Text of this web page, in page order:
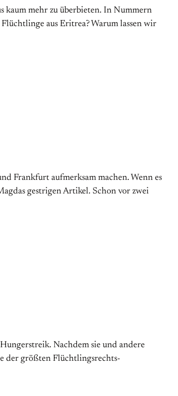
mehr zu überbieten. In Nummern
aus Eritrea? Warum lassen wir
Frankfurt aufmerksam machen. Wenn es
gestrigen Artikel. Schon vor zwei
Nachdem sie und andere
der größten Flüchtlings­rechts­